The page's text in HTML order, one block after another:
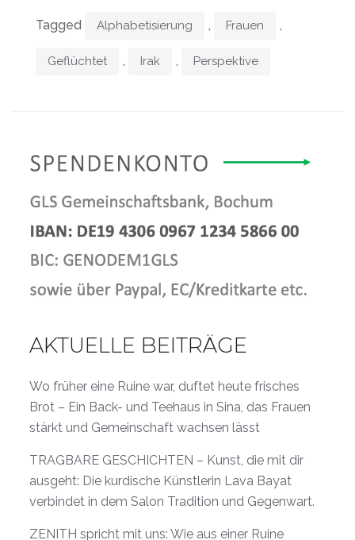
Tagged Alphabetisierung , Frauen ,
Geflüchtet , Irak , Perspektive
AKTUELLE BEITRÄGE
Wo früher eine Ruine war, duftet heute frisches
Brot – Ein Back- und Teehaus in Sina, das Frauen
stärkt und Gemeinschaft wachsen lässt
TRAGBARE GESCHICHTEN – Kunst, die mit dir
ausgeht: Die kurdische Künstlerin Lava Bayat
verbindet in dem Salon Tradition und Gegenwart.
ZENITH spricht mit uns: Wie aus einer Ruine